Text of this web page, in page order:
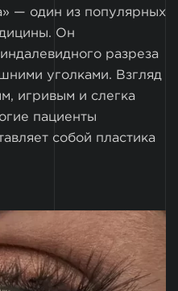
— один из популярных
Он
разреза
уголками. Взгляд
игривым и слегка
пациенты
собой пластика